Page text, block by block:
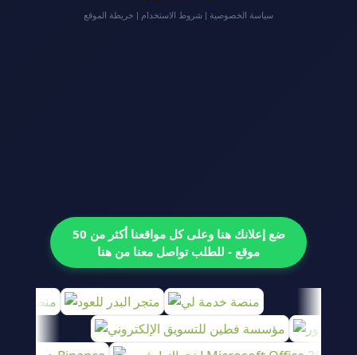
سياسة الخصوصية | شروط الاستخدام | خريطة الموقع
ضع إعلانك هنا وعلى كل مواقعنا أكثر من 50
موقع - للطلب تواصل معنا من هنا